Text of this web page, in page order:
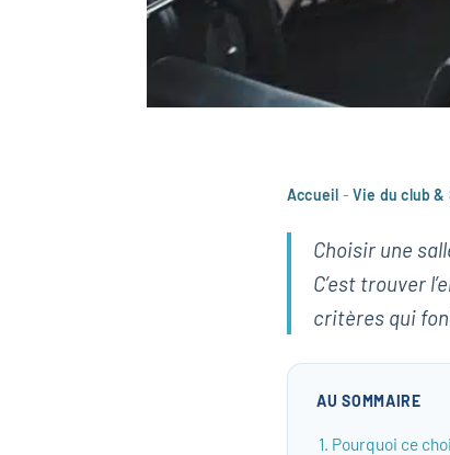
Accueil -Vie du club
Choisir une
C’est trouver
critères qui
AU SOMMAIRE
1. Pourquoi ce